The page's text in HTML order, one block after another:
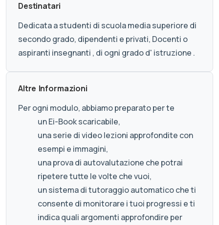
Destinatari
Dedicata a studenti di scuola media superiore di
secondo grado, dipendenti e privati, Docenti o
aspiranti insegnanti , di ogni grado d' istruzione .
Altre Informazioni
Per ogni modulo, abbiamo preparato per te
un Ei-Book scaricabile,
una serie di video lezioni approfondite con
esempi e immagini,
una prova di autovalutazione che potrai
ripetere tutte le volte che vuoi,
un sistema di tutoraggio automatico che ti
consente di monitorare i tuoi progressi e ti
indica quali argomenti approfondire per